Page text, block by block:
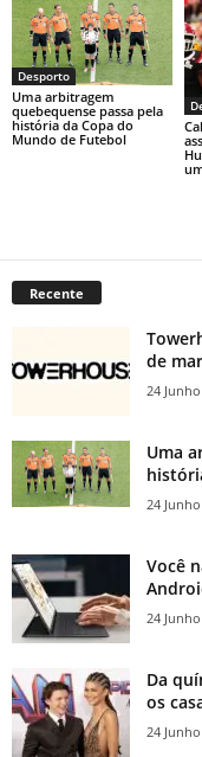
Desporto
Uma arbitragem
quebequense passa pela
história da Copa do
Mundo de Futebol
Recente
de
24
Uma
24
Você
24
Da
os
24